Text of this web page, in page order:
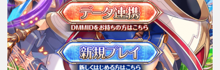
ーン制バ
トルRPG
ゲーム！
レビュ
ー・評価
まとめ